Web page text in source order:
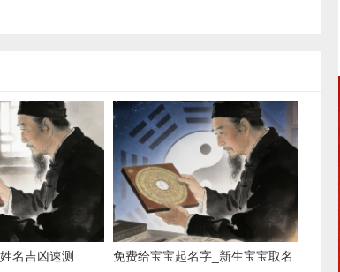
名吉凶速测
免费给宝宝起名字_新生宝宝取名